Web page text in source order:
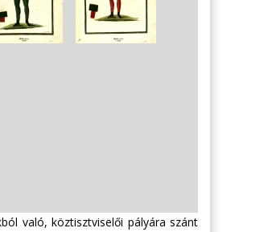
való, köztisztviselői pályára szánt